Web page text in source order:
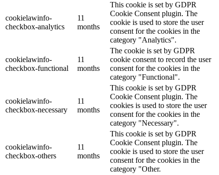
cookielawinfo-
checkbox-analytics
11
months
This cookie is set by GDPR
Cookie Consent plugin. The
cookie is used to store the user
consent for the cookies in the
category "Analytics".
cookielawinfo-
checkbox-functional
11
months
The cookie is set by GDPR
cookie consent to record the user
consent for the cookies in the
category "Functional".
cookielawinfo-
checkbox-necessary
11
months
This cookie is set by GDPR
Cookie Consent plugin. The
cookies is used to store the user
consent for the cookies in the
category "Necessary".
cookielawinfo-
checkbox-others
11
months
This cookie is set by GDPR
Cookie Consent plugin. The
cookie is used to store the user
consent for the cookies in the
category "Other.